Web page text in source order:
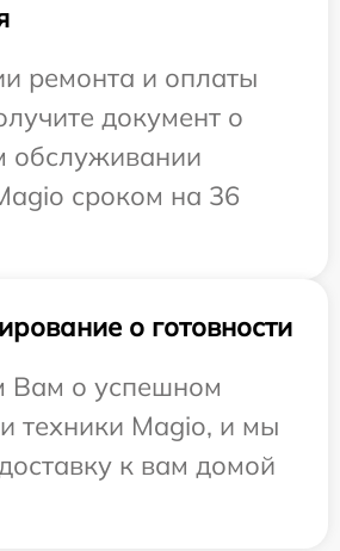
ремонта и оплаты
документ о
обслуживании
сроком на 36
о готовности
о успешном
техники Magio, и мы
к вам домой